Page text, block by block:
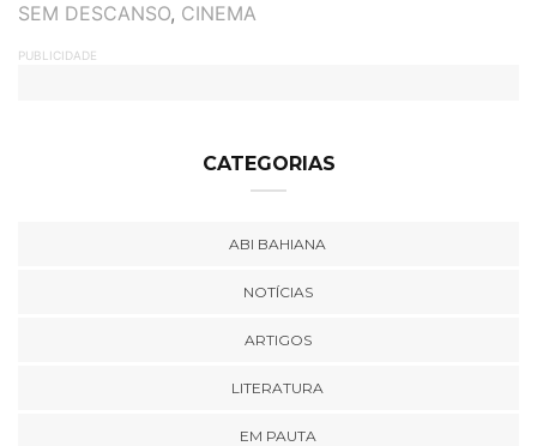
SEM DESCANSO, CINEMA
PUBLICIDADE
CATEGORIAS
ABI BAHIANA
NOTÍCIAS
ARTIGOS
LITERATURA
EM PAUTA